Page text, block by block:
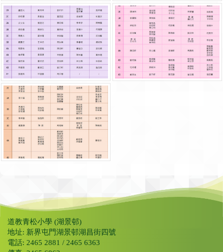
道教青松小學 (湖景邨)
地址: 新界屯門湖景邨湖昌街四號
電話: 2465 2881 / 2465 6363